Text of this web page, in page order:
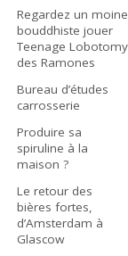
Regardez un moine
bouddhiste jouer
Teenage Lobotomy
des Ramones
Bureau d’études
carrosserie
Produire sa
spiruline à la
maison ?
Le retour des
bières fortes,
d’Amsterdam à
Glascow